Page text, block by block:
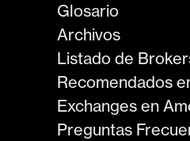
Glosario
Archivos
Listado de
Recomendados
Exchanges en
Preguntas